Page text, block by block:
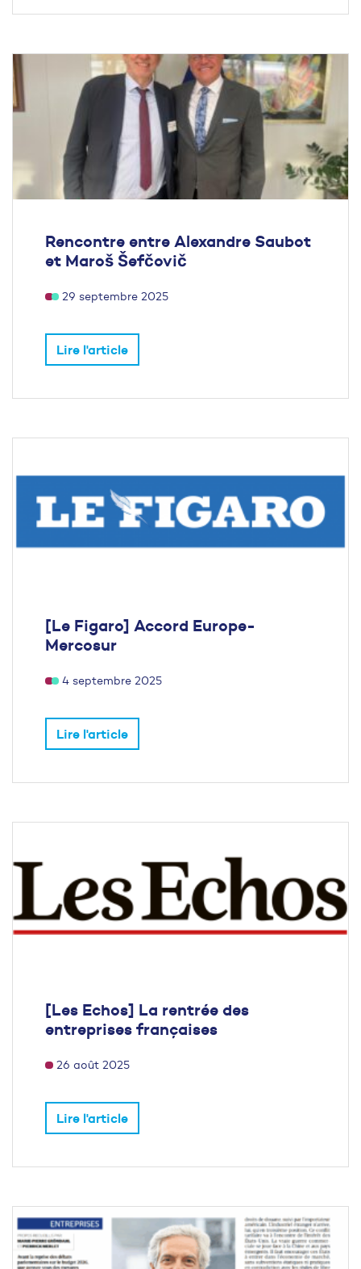
Rencontre entre Alexandre Saubot
et Maroš Šefčovič
29 septembre 2025
Lire l'article
[Le Figaro] Accord Europe-
Mercosur
4 septembre 2025
Lire l'article
[Les Echos] La rentrée des
entreprises françaises
26 août 2025
Lire l'article